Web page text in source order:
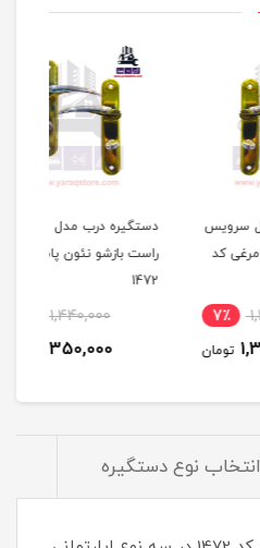
دستگیره درب مدل سرویس
راست بازشو نئون پامرغی کد
7٪
1,350,000 تومان
انتخاب نوع دستگیره